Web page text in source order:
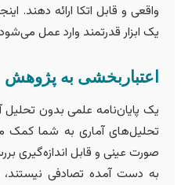
و قابل اتکا ارائه دهند.
ابزار قدرتمند وارد عمل می‌شود.
به پژوهش
پایان‌نامه علمی بدون تحلیل
آماری به شما کمک
عینی و قابل اندازه‌گیری بررسی
دست آمده تصادفی نیستند، بلکه